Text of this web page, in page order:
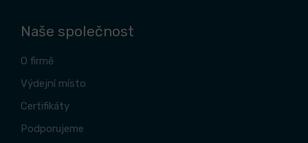
Naše společnost
O firmě
Výdejní místo
Certifikáty
Podporujeme